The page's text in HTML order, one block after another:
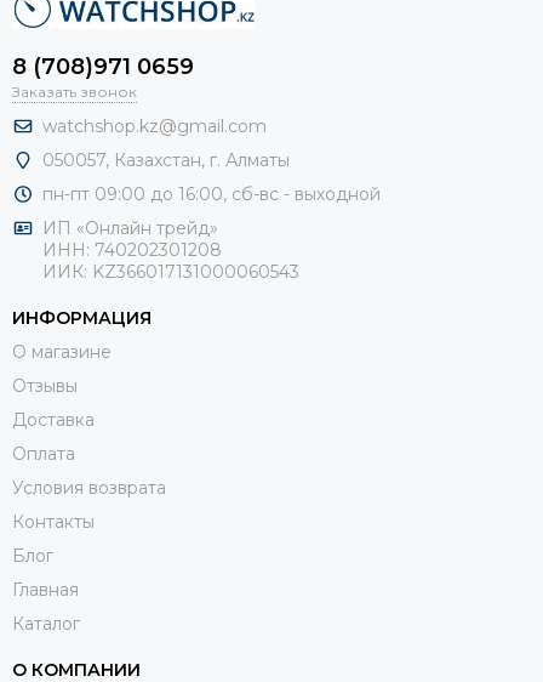
8 (708)971 0659
Заказать звонок
watchshop.kz@gmail.com
050057, Казахстан, г. Алматы
пн-пт 09:00 до 16:00, сб-вс - выходной
ИП «Онлайн трейд»
ИНН: 740202301208
ИИК: KZ366017131000060543
ИНФОРМАЦИЯ
О магазине
Отзывы
Доставка
Оплата
Условия возврата
Контакты
Блог
Главная
Каталог
О КОМПАНИИ